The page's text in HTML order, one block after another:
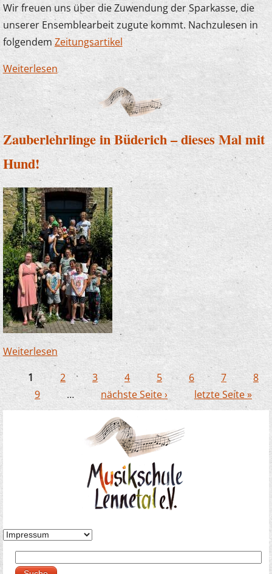
Wir freuen uns über die Zuwendung der Sparkasse, die
unserer Ensemblearbeit zugute kommt. Nachzulesen in
folgendem Zeitungsartikel
Weiterlesenüber Die Musikschule sagt Danke! Erneut
großzügige Spende der Sparkasse
Zauberlehrlinge in Büderich – dieses Mal mit
Hund!
Weiterlesen über Zauberlehrlinge in Büderich – dieses Mal
mit Hund!
Seiten
1 2 3 4 5 6 7
8
9
… nächste Seite › letzte Seite »
Suchformular